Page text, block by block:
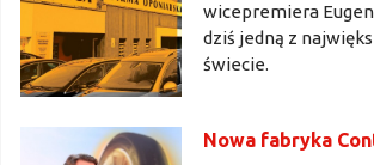
wicepremiera
dziś jedną z
świecie.
Nowa fabryka